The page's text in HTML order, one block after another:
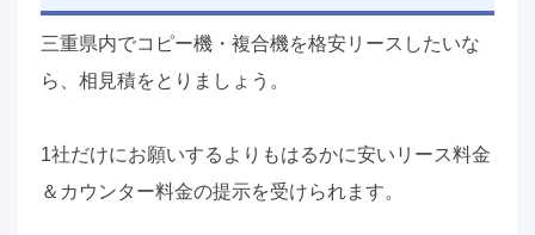
三重県内でコピー機・複合機を格安リースしたいな
ら、相見積をとりましょう。
1社だけにお願いするよりもはるかに安いリース料金
＆カウンター料金の提示を受けられます。